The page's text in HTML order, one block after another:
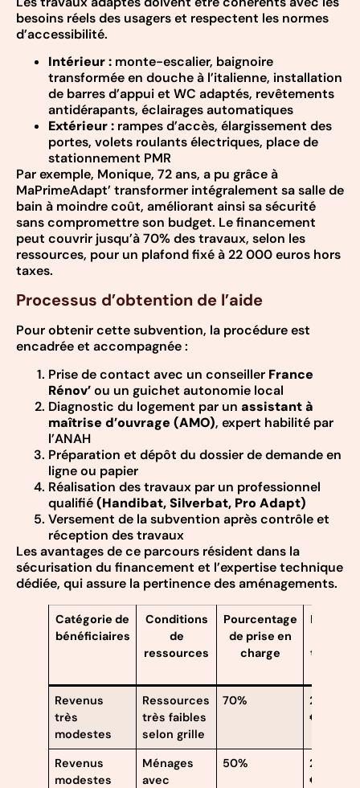
besoins réels des usagers et respectent les normes
d’accessibilité.
Intérieur : monte-escalier, baignoire
transformée en douche à l’italienne, installation
de barres d’appui et WC adaptés, revêtements
antidérapants, éclairages automatiques
Extérieur : rampes d’accès, élargissement des
portes, volets roulants électriques, place de
stationnement PMR
Par exemple, Monique, 72 ans, a pu grâce à
MaPrimeAdapt’ transformer intégralement sa salle de
bain à moindre coût, améliorant ainsi sa sécurité
sans compromettre son budget. Le financement
peut couvrir jusqu’à 70% des travaux, selon les
ressources, pour un plafond fixé à 22 000 euros hors
taxes.
Processus d’obtention de l’aide
Pour obtenir cette subvention, la procédure est
encadrée et accompagnée :
Prise de contact avec un conseiller France
Rénov’ou un guichet autonomie local
Diagnostic du logement par un assistant à
maîtrise d’ouvrage (AMO), expert habilité par
l’ANAH
Préparation et dépôt du dossier de demande en
ligne ou papier
Réalisation des travaux par un professionnel
qualifié(Handibat, Silverbat, Pro Adapt)
Versement de la subvention après contrôle et
réception des travaux
Les avantages de ce parcours résident dans la
sécurisation du financement et l’expertise technique
dédiée, qui assure la pertinence des aménagements.
Catégorie de
bénéficiaires
Conditions
de
ressources
Pourcentage
de prise en
charge
Plafond
travaux
Revenus
très
modestes
Ressources
très faibles
selon grille
70%
22 000
€
Revenus
modestes
Ménages
avec
50%
22 000
€